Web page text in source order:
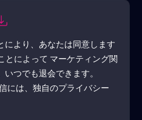
により、あなたは同意します
とによって マーケティング関
つでも退会できます。
には、独自のプライバシー